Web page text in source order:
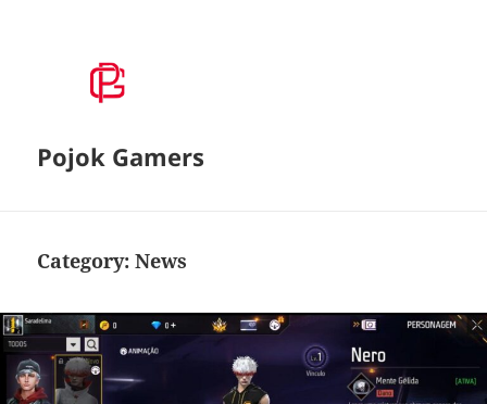
Pojok Gamers
Category:News